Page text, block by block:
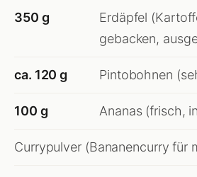
350 g
Erdäpfel
gebacken,
ca. 120 g Pintobohnen
100 g Ananas (frisch,
Currypulver (Bananencurry für